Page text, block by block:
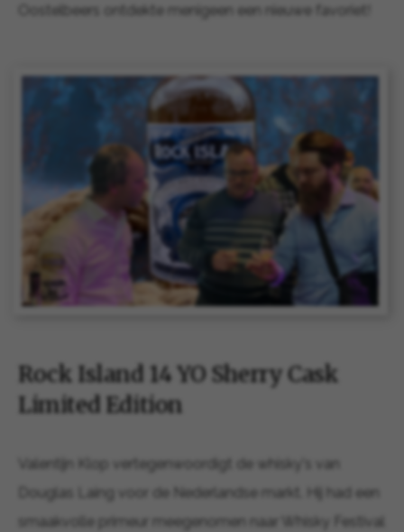
Oostelbeers ontdekte menigeen een nieuwe favoriet!
Rock Island 14 YO Sherry Cask
Limited Edition
Valentijn Klop vertegenwoordigt de whisky's van
Douglas Laing voor de Nederlandse markt. Hij had een
smaakvolle primeur meegenomen naar Whisky Festival